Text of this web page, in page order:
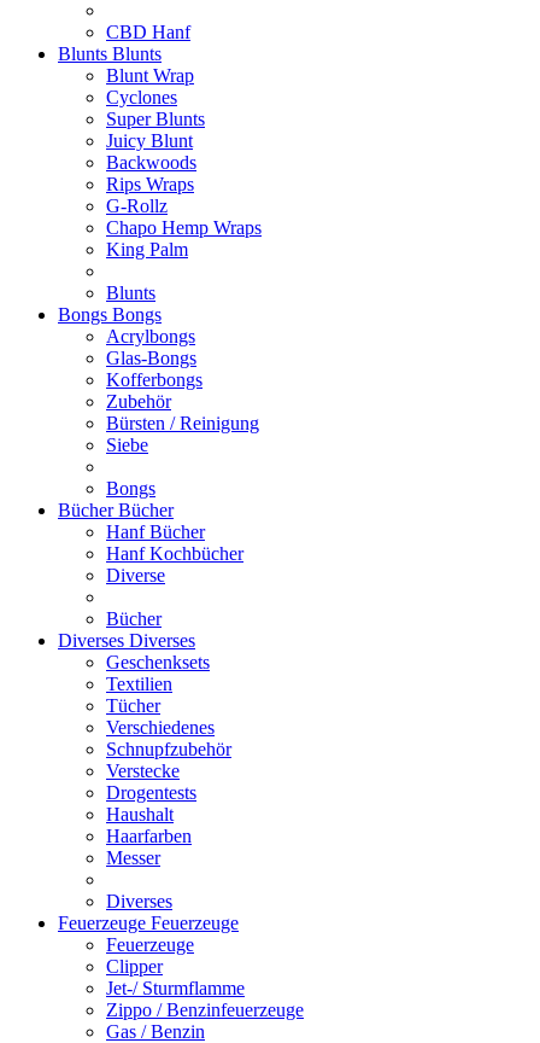
CBD Hanf
Blunts Blunts
Blunt Wrap
Cyclones
Super Blunts
Juicy Blunt
Backwoods
Rips Wraps
G-Rollz
Chapo Hemp Wraps
King Palm
Blunts
Bongs Bongs
Acrylbongs
Glas-Bongs
Kofferbongs
Zubehör
Bürsten / Reinigung
Siebe
Bongs
BücherBücher
Hanf Bücher
Hanf Kochbücher
Diverse
Bücher
Diverses Diverses
Geschenksets
Textilien
Tücher
Verschiedenes
Schnupfzubehör
Verstecke
Drogentests
Haushalt
Haarfarben
Messer
Diverses
Feuerzeuge Feuerzeuge
Feuerzeuge
Clipper
Jet-/ Sturmflamme
Zippo / Benzinfeuerzeuge
Gas / Benzin